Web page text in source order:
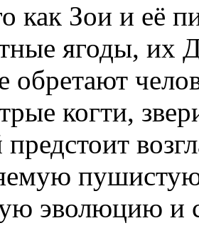
как Зои и её
ягоды, их
когти,
эволюцию и